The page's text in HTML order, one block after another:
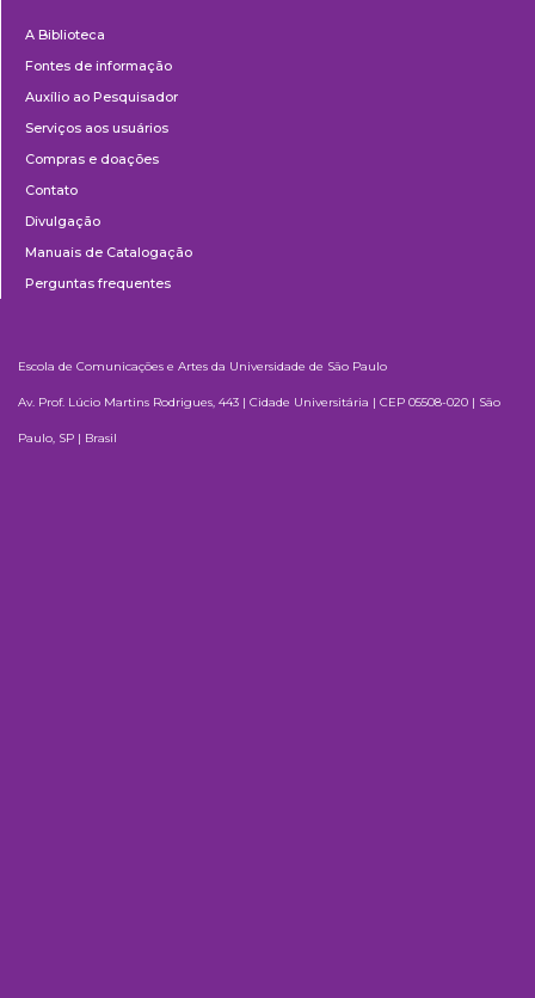
A Biblioteca
Fontes de informação
Auxílio ao Pesquisador
Serviços aos usuários
Compras e doações
Contato
Divulgação
Manuais de Catalogação
Perguntas frequentes
Escola de Comunicações e Artes da Universidade de São Paulo
Av. Prof. Lúcio Martins Rodrigues, 443 | Cidade Universitária | CEP 05508-020 | São
Paulo, SP | Brasil